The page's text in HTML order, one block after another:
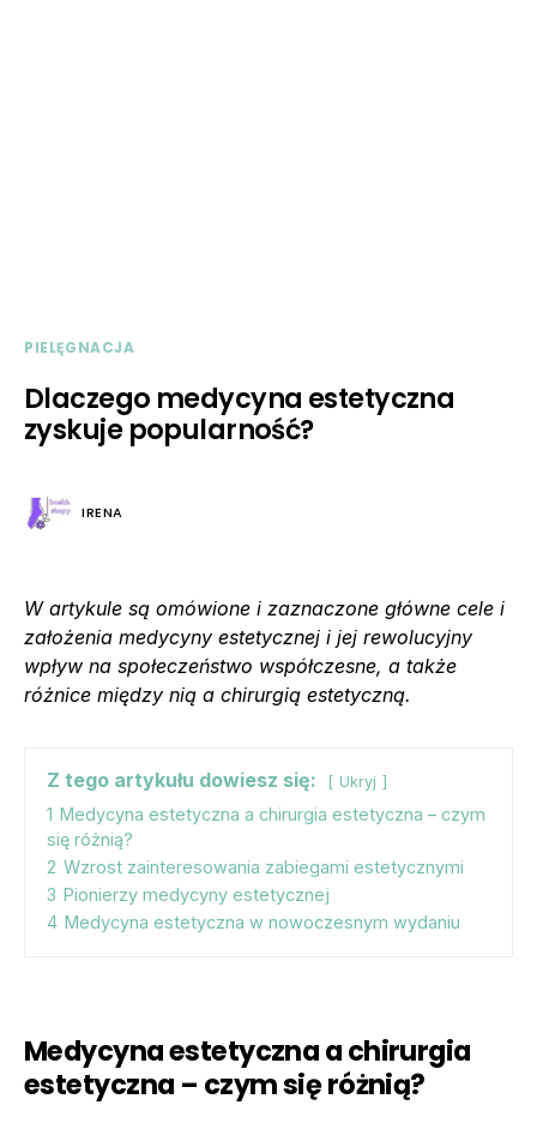
PIELĘGNACJA
Dlaczego medycyna estetyczna
zyskuje popularność?
IRENA
W artykule są omówione i zaznaczone główne cele i
założenia medycyny estetycznej i jej rewolucyjny
wpływ na społeczeństwo współczesne, a także
różnice między nią a chirurgią estetyczną.
Z tego artykułu dowiesz się: Ukryj
1 Medycyna estetyczna a chirurgia estetyczna – czym
się różnią?
2 Wzrost zainteresowania zabiegami estetycznymi
3 Pionierzy medycyny estetycznej
4 Medycyna estetyczna w nowoczesnym wydaniu
Medycyna estetyczna a chirurgia
estetyczna – czym się różnią?